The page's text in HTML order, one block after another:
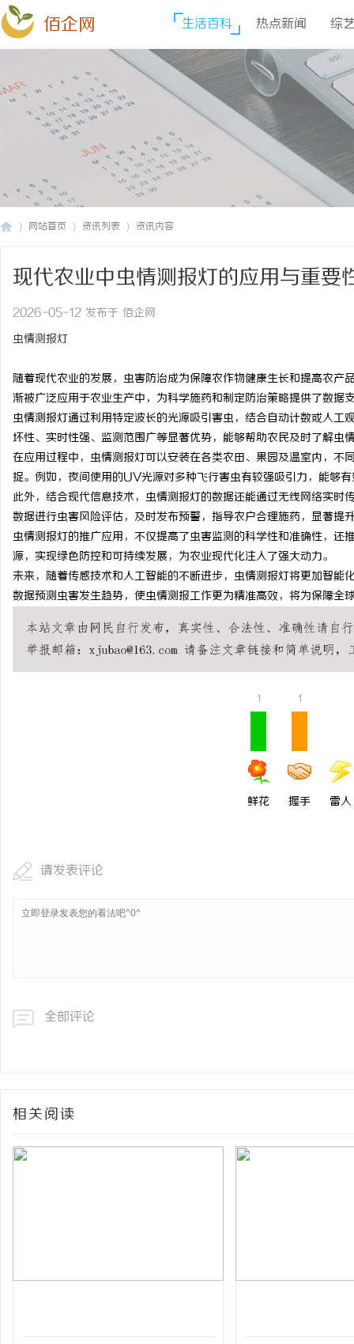
佰企网 生活百科 热点新闻 综
网站首页 资讯列表 资讯内容
现代农业中虫情测报灯的应用与重要
2026-05-12 发布于 佰企网
虫情测报灯
随着现代农业的发展，虫害防治成为保障农作物健康生长和提高农
渐被广泛应用于农业生产中，为科学施药和制定防治策略提供了数据
虫情测报灯通过利用特定波长的光源吸引害虫，结合自动计数或人
坏性、实时性强、监测范围广等显著优势，能够帮助农民及时了解
在应用过程中，虫情测报灯可以安装在各类农田、果园及温室内，
捉。例如，夜间使用的UV光源对多种飞行害虫有较强吸引力，能够
此外，结合现代信息技术，虫情测报灯的数据还能通过无线网络实
数据进行虫害风险评估，及时发布预警，指导农户合理施药，显著提
虫情测报灯的推广应用，不仅提高了虫害监测的科学性和准确性，
源，实现绿色防控和可持续发展，为农业现代化注入了强大动力。
未来，随着传感技术和人工智能的不断进步，虫情测报灯将更加智
数据预测虫害发生趋势，使虫情测报工作更为精准高效，将为保障全
1
鲜花
1
握手 雷人
请发表评论
全部评论
相关阅读